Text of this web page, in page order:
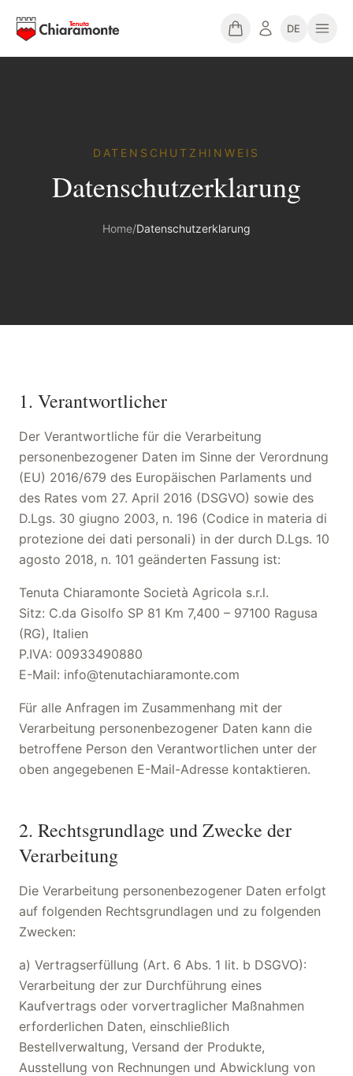
DE
DATENSCHUTZHINWEIS
Datenschutzerklarung
Home/Datenschutzerklarung
1. Verantwortlicher
Der Verantwortliche für die Verarbeitung
personenbezogener Daten im Sinne der Verordnung
(EU) 2016/679 des Europäischen Parlaments und
des Rates vom 27. April 2016 (DSGVO) sowie des
D.Lgs. 30 giugno 2003, n. 196 (Codice in materia di
protezione dei dati personali) in der durch D.Lgs. 10
agosto 2018, n. 101 geänderten Fassung ist:
Tenuta Chiaramonte Società Agricola s.r.l.
Sitz: C.da Gisolfo SP 81 Km 7,400 – 97100 Ragusa
(RG), Italien
P.IVA: 00933490880
E-Mail: info@tenutachiaramonte.com
Für alle Anfragen im Zusammenhang mit der
Verarbeitung personenbezogener Daten kann die
betroffene Person den Verantwortlichen unter der
oben angegebenen E-Mail-Adresse kontaktieren.
2. Rechtsgrundlage und Zwecke der
Verarbeitung
Die Verarbeitung personenbezogener Daten erfolgt
auf folgenden Rechtsgrundlagen und zu folgenden
Zwecken:
a) Vertragserfüllung (Art. 6 Abs. 1 lit. b DSGVO):
Verarbeitung der zur Durchführung eines
Kaufvertrags oder vorvertraglicher Maßnahmen
erforderlichen Daten, einschließlich
Bestellverwaltung, Versand der Produkte,
Ausstellung von Rechnungen und Abwicklung von